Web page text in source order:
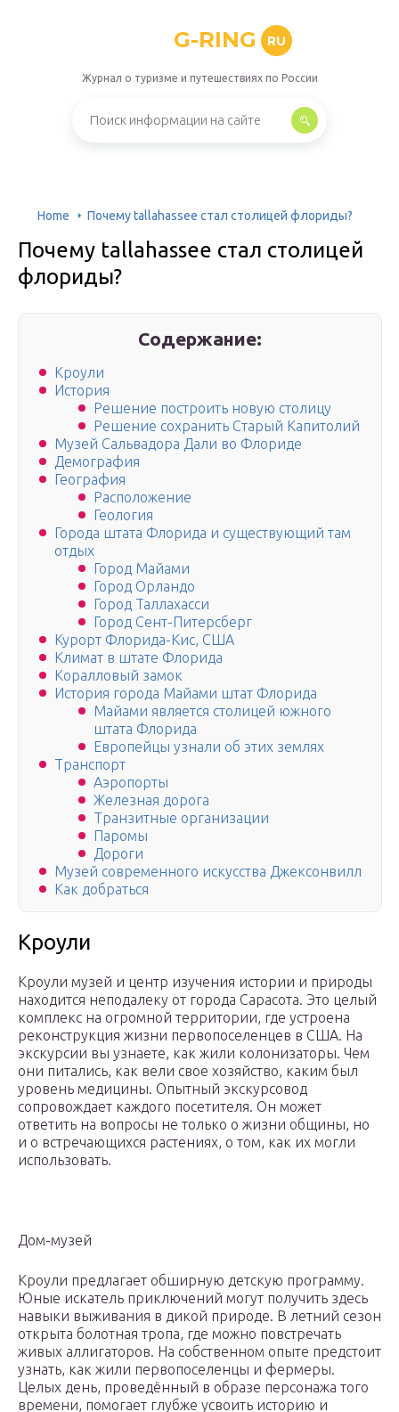
G-RING RU
Журнал о туризме и путешествиях по России
Home Почему tallahassee стал столицей флориды?
Почему tallahassee стал столицей
флориды?
Содержание:
Кроули
История
Решение построить новую столицу
Решение сохранить Старый Капитолий
Музей Сальвадора Дали во Флориде
Демография
География
Расположение
Геология
Города штата Флорида и существующий там
отдых
Город Майами
Город Орландо
Город Таллахасси
Город Сент-Питерсберг
Курорт Флорида-Кис, США
Климат в штате Флорида
Коралловый замок
История города Майами штат Флорида
Майами является столицей южного
штата Флорида
Европейцы узнали об этих землях
Транспорт
Аэропорты
Железная дорога
Транзитные организации
Паромы
Дороги
Музей современного искусства Джексонвилл
Как добраться
Кроули
Кроули музей и центр изучения истории и природы
находится неподалеку от города Сарасота. Это целый
комплекс на огромной территории, где устроена
реконструкция жизни первопоселенцев в США. На
экскурсии вы узнаете, как жили колонизаторы. Чем
они питались, как вели свое хозяйство, каким был
уровень медицины. Опытный экскурсовод
сопровождает каждого посетителя. Он может
ответить на вопросы не только о жизни общины, но
и о встречающихся растениях, о том, как их могли
использовать.
Дом-музей
Кроули предлагает обширную детскую программу.
Юные искатель приключений могут получить здесь
навыки выживания в дикой природе. В летний сезон
открыта болотная тропа, где можно повстречать
живых аллигаторов. На собственном опыте предстоит
узнать, как жили первопоселенцы и фермеры.
Целых день, проведённый в образе персонажа того
времени, помогает глубже усвоить историю и